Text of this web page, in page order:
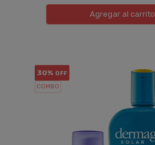
Agregar al carrito
30% OFF
COMBO